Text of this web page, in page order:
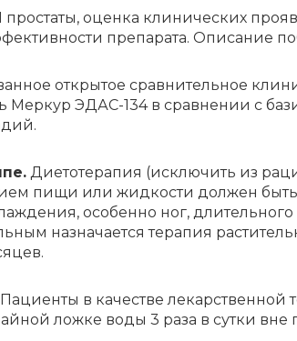
оцен­ка кли­ни­че­ских
пре­па­ра­та. Опи­са­ние
от­кры­тое срав­ни­тель­ное
Мер­кур ЭДАС-134 в срав­не­нии с
Диетотерапия (исключить из
пищи или жидкости должен быть
особенно ног,
назначается терапия
Па­ци­ен­ты в ка­че­стве
лож­ке во­ды 3 ра­за в сут­ки